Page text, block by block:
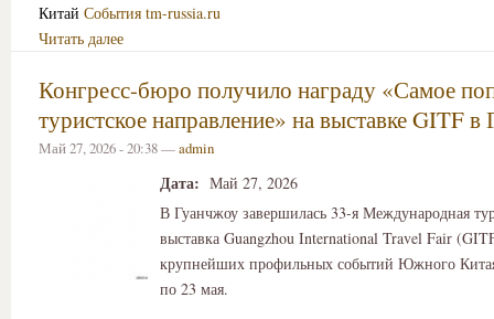
Китай События tm-russia.ru
Читать далее
Конгресс-бюро получило награду «Самое
туристское направление» на выставке GITF
Май 27, 2026 - 20:38 —admin
Дата: Май 27, 2026
В Гуанчжоу завершилась 33-я Международная
выставка Guangzhou International Travel Fair
крупнейших профильных событий Южного
по 23 мая.